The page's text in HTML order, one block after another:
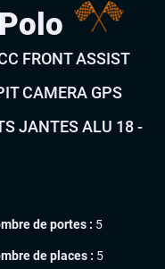
FRONT ASSIST
CAMERA GPS
JANTES ALU 18 -
de portes : 5
de places : 5